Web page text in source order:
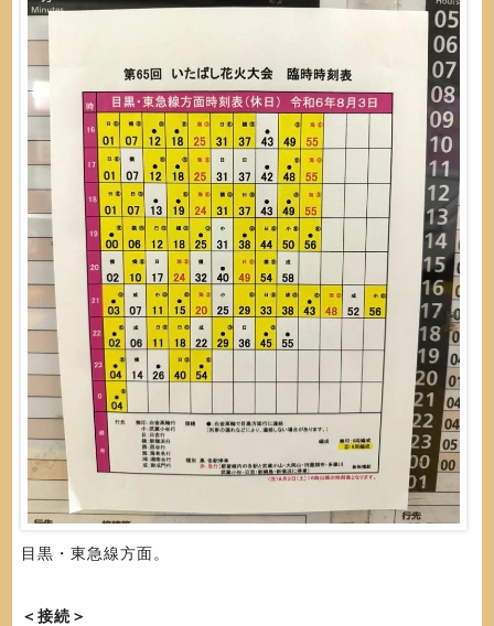
目黒・東急線方面。
＜接続＞